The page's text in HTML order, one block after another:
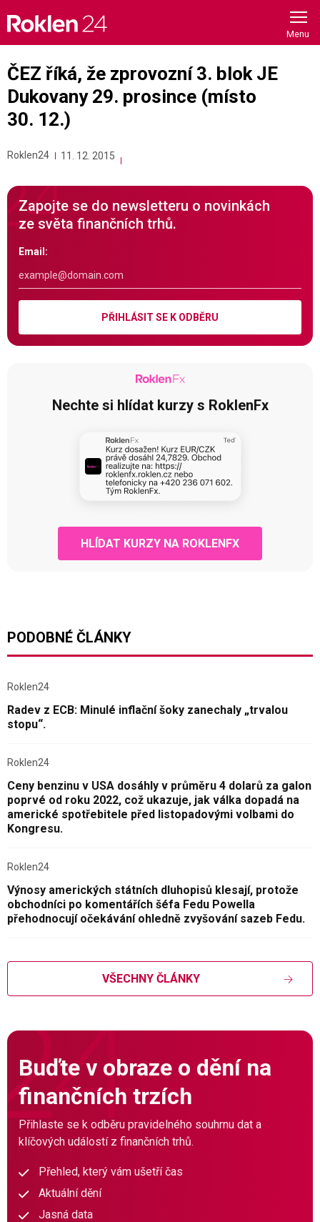
content
ČEZ říká, že zprovozní 3. blok JE
Dukovany 29. prosince (místo
30. 12.)
Roklen24 11. 12. 2015
Zapojte se do newsletteru o novinkách
ze světa finančních trhů.
Email:
PŘIHLÁSIT SE K ODBĚRU
Nechte si hlídat kurzy s RoklenFx
HLÍDAT KURZY NA ROKLENFX
PODOBNÉ ČLÁNKY
Roklen24
Radev z ECB: Minulé inflační šoky zanechaly „trvalou
stopu“.
Roklen24
Ceny benzinu v USA dosáhly v průměru 4 dolarů za galon
poprvé od roku 2022, což ukazuje, jak válka dopadá na
americké spotřebitele před listopadovými volbami do
Kongresu.
Roklen24
Výnosy amerických státních dluhopisů klesají, protože
obchodníci po komentářích šéfa Fedu Powella
přehodnocují očekávání ohledně zvyšování sazeb Fedu.
VŠECHNY ČLÁNKY
Buďte v obraze o dění na
finančních trzích
Přihlaste se k odběru pravidelného souhrnu dat a
klíčových událostí z finančních trhů.
Přehled, který vám ušetří čas
Aktuální dění
Jasná data